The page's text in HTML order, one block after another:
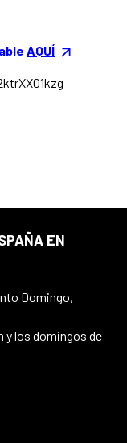
AQUÍ
EN
Domingo,
y los domingos de